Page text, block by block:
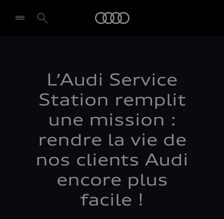
L’Audi Service
Station remplit
une mission :
rendre la vie de
nos clients Audi
encore plus
facile !